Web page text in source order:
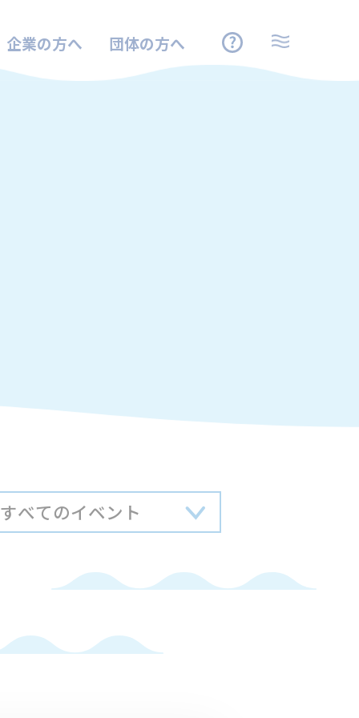
企業の方へ 団体の方へ